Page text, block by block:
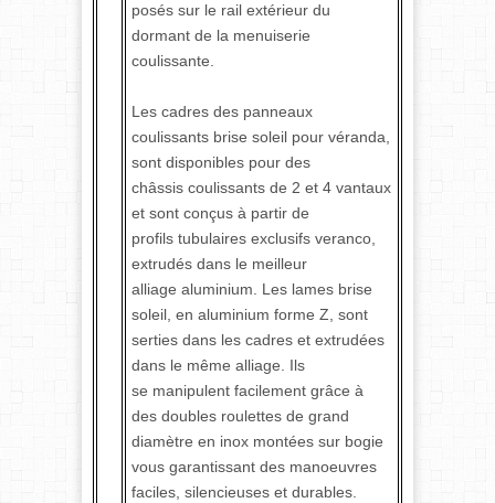
posés sur le rail extérieur du
dormant de la menuiserie
coulissante.
Les cadres des panneaux
coulissants brise soleil pour véranda,
sont disponibles pour des
châssis coulissants de 2 et 4 vantaux
et sont conçus à partir de
profils tubulaires exclusifs veranco,
extrudés dans le meilleur
alliage aluminium. Les lames brise
soleil, en aluminium forme Z, sont
serties dans les cadres et extrudées
dans le même alliage. Ils
se manipulent facilement grâce à
des doubles roulettes de grand
diamètre en inox montées sur bogie
vous garantissant des manoeuvres
faciles, silencieuses et durables.